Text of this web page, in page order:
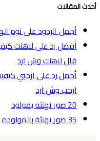
أحدث المقالات
أجمل الردود على نوم
أفضل رد على لاهنت
قال لاهنت وش ارد
أجمل رد على ارحبي
ارحب وش ارد
20 صور تهنئه بمولود
35 صور تهنئة بالمولوده